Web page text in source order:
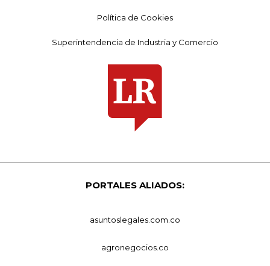
Política de Cookies
Superintendencia de Industria y Comercio
PORTALES ALIADOS:
asuntoslegales.com.co
agronegocios.co